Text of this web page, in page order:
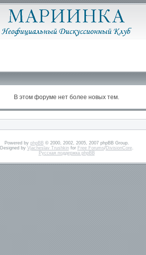
В этом форуме нет более новых тем.
Powered by phpBB© 2000, 2002, 2005, 2007 phpBB Group.
Designed by Vjacheslav Trushkinfor Free Forums/DivisionCore.
Русская поддержка phpBB